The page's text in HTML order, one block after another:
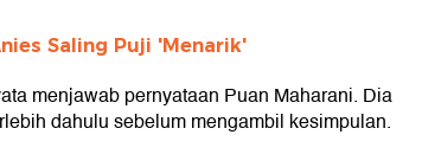
Saling Puji 'Menarik'
menjawab pernyataan Puan Maharani. Dia
dahulu sebelum mengambil kesimpulan.